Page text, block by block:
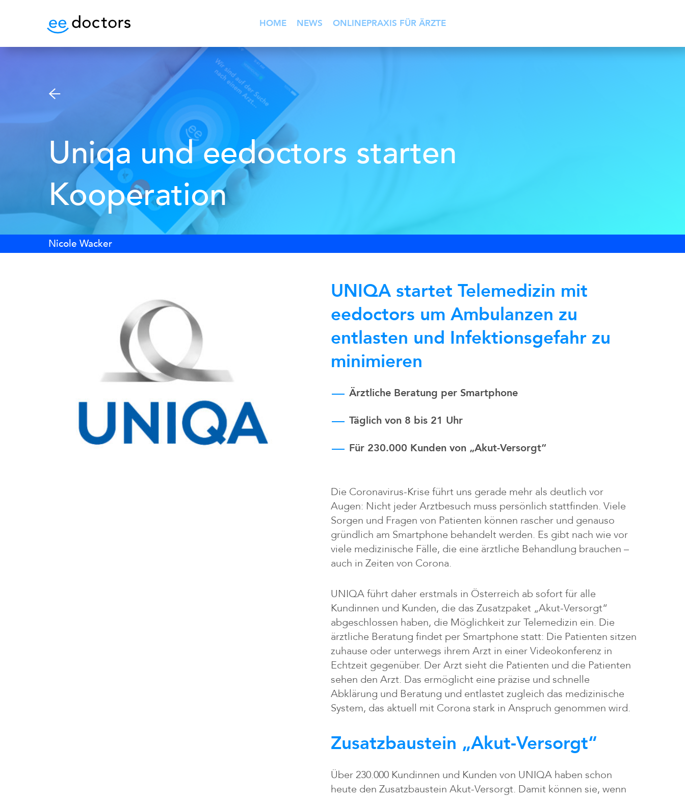
HOME NEWS ONLINEPRAXIS FÜR ÄRZTE
Uniqa und eedoctors starten
Kooperation
Nicole Wacker
UNIQA startet Telemedizin mit
eedoctors um Ambulanzen zu
entlasten und Infektionsgefahr zu
minimieren
Ärztliche Beratung per Smartphone
Täglich von 8 bis 21 Uhr
Für 230.000 Kunden von „Akut-Versorgt“
Die Coronavirus-Krise führt uns gerade mehr als deutlich vor
Augen: Nicht jeder Arztbesuch muss persönlich stattfinden. Viele
Sorgen und Fragen von Patienten können rascher und genauso
gründlich am Smartphone behandelt werden. Es gibt nach wie vor
viele medizinische Fälle, die eine ärztliche Behandlung brauchen –
auch in Zeiten von Corona.
UNIQA führt daher erstmals in Österreich ab sofort für alle
Kundinnen und Kunden, die das Zusatzpaket „Akut-Versorgt“
abgeschlossen haben, die Möglichkeit zur Telemedizin ein. Die
ärztliche Beratung findet per Smartphone statt: Die Patienten sitzen
zuhause oder unterwegs ihrem Arzt in einer Videokonferenz in
Echtzeit gegenüber. Der Arzt sieht die Patienten und die Patienten
sehen den Arzt. Das ermöglicht eine präzise und schnelle
Abklärung und Beratung und entlastet zugleich das medizinische
System, das aktuell mit Corona stark in Anspruch genommen wird.
Zusatzbaustein „Akut-Versorgt“
Über 230.000 Kundinnen und Kunden von UNIQA haben schon
heute den Zusatzbaustein Akut-Versorgt. Damit können sie, wenn